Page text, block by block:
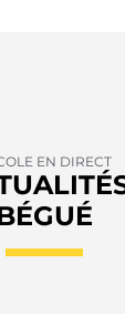
EN DIRECT